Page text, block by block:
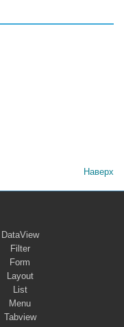
Наверх
DataView
Filter
Form
Layout
List
Menu
Tabview